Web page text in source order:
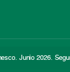
Junio 2026.